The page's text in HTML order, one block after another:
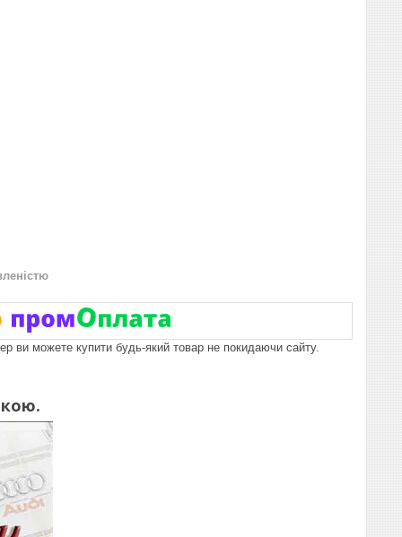
ви можете купити будь-який товар не покидаючи сайту.